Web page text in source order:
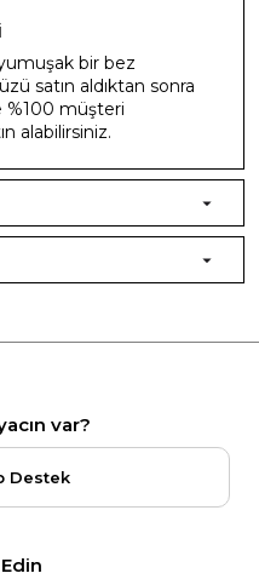
bir bez
satın aldıktan sonra
%100 müşteri
alabilirsiniz.
var?
Destek